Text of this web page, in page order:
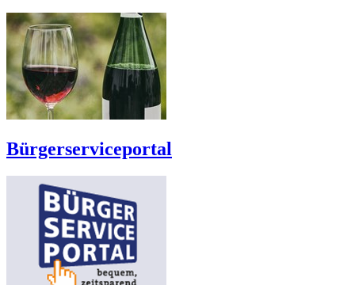
Bürgerserviceportal